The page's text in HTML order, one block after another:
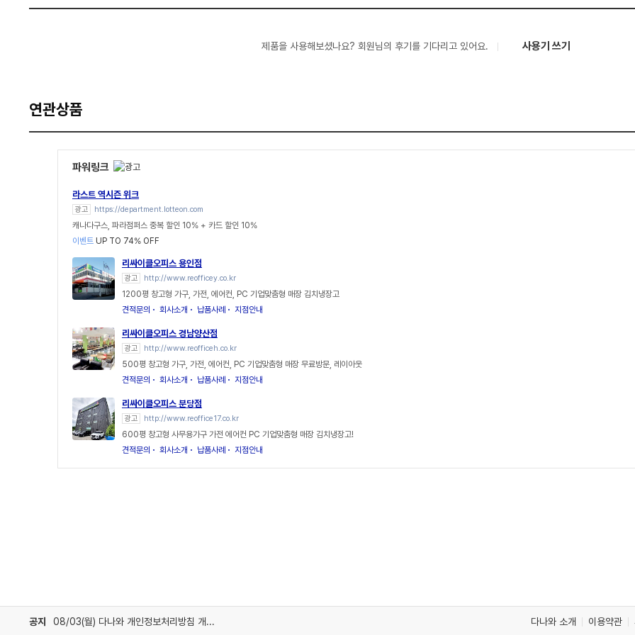
제품을 사용해보셨나요? 회원님의 후기를 기다리고 있어요. 사용기 쓰기
연관상품
파워링크
라스트 역시즌 위크
광고 https://department.lotteon.com
캐나다구스, 파라점퍼스 중복 할인 10% + 카드 할인 10%
이벤트 UP TO 74% OFF
리싸이클오피스 용인점
광고 http://www.reofficey.co.kr
1200평 창고형 가구, 가전, 에어컨, PC 기업맞춤형 매장 김치냉장고
견적문의
회사소개 납품사례 지점안내
리싸이클오피스 경남양산점
광고 http://www.reofficeh.co.kr
500평 창고형 가구, 가전, 에어컨, PC 기업맞춤형 매장 무료방문, 레이아웃
견적문의
회사소개 납품사례 지점안내
리싸이클오피스 분당점
광고 http://www.reoffice17.co.kr
600평 창고형 사무용가구 가전 에어컨 PC 기업맞춤형 매장 김치냉장고!
견적문의
회사소개 납품사례 지점안내
공지 08/03(월) 다나와 개인정보처리방침 개정 안내 다나와 소개 이용약관